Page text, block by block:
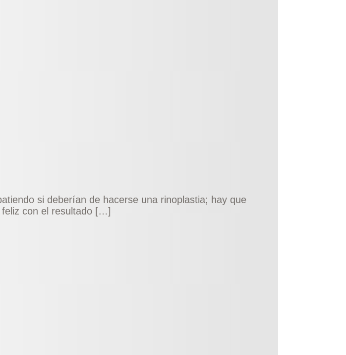
si deberían de hacerse una rinoplastia; hay que
feliz con el resultado […]